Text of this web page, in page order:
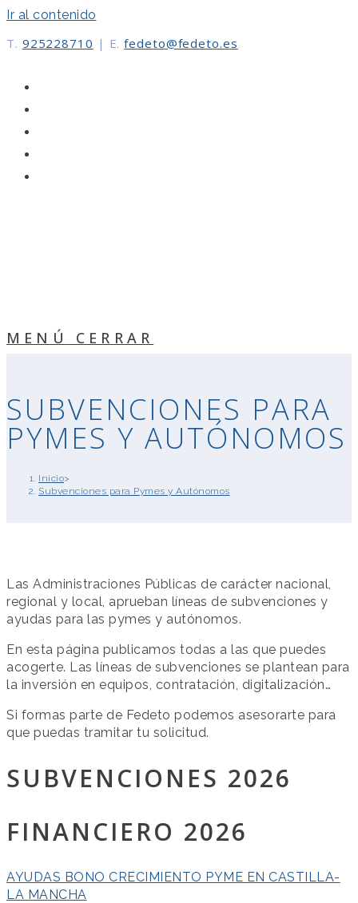
Ir al contenido
T. 925228710 | E. fedeto@fedeto.es
MENÚ CERRAR
SUBVENCIONES PARA
PYMES Y AUTÓNOMOS
Inicio>
Subvenciones para Pymes y Autónomos
Las Administraciones Públicas de carácter nacional,
regional y local, aprueban líneas de subvenciones y
ayudas para las pymes y autónomos.
En esta página publicamos todas a las que puedes
acogerte. Las líneas de subvenciones se plantean para
la inversión en equipos, contratación, digitalización…
Si formas parte de Fedeto podemos asesorarte para
que puedas tramitar tu solicitud.
SUBVENCIONES 2026
FINANCIERO 2026
AYUDAS BONO CRECIMIENTO PYME EN CASTILLA-
LA MANCHA